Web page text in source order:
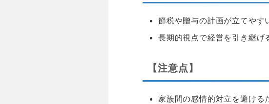
節税や贈与の計画が立てやす
長期的視点で経営を引き継げ
【注意点】
家族間の感情的対立を避ける